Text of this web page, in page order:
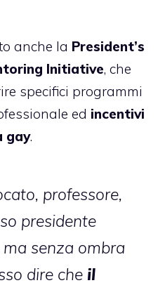
anche la President’s
Initiative, che
specifici programmi
ed incentivi
gay.
professore,
presidente
senza ombra
dire che il